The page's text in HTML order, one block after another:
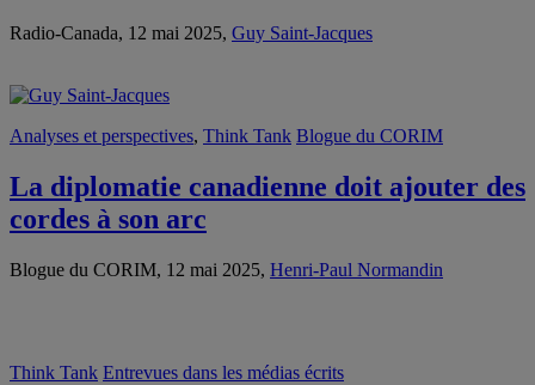
Radio-Canada, 12 mai 2025, Guy Saint-Jacques
Analyses et perspectives, Think Tank Blogue du CORIM
La diplomatie canadienne doit ajouter des
cordes à son arc
Blogue du CORIM, 12 mai 2025, Henri-Paul Normandin
Think Tank Entrevues dans les médias écrits